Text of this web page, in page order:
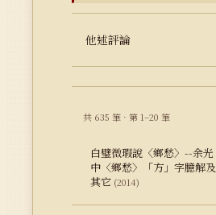
他述評論
共 635 筆 · 第 1–20 筆
白璧微瑕說〈鄉愁〉--余光
中〈鄉愁〉「方」字臆解及
其它 (2014)